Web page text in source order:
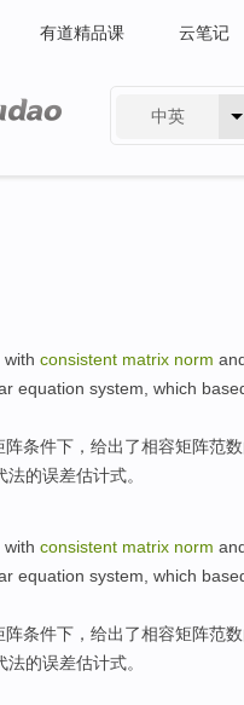
有道精品课 云笔记
中英
with consistent matrix norm
equation system which
阵条件下，给出了相容矩阵范数
法的误差估计式。
with consistent matrix norm
equation system which
阵条件下，给出了相容矩阵范数
法的误差估计式。